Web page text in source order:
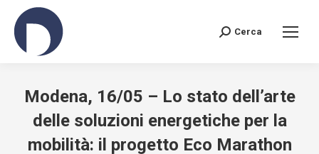
Search:
Cerca
Modena, 16/05 – Lo stato dell’arte
delle soluzioni energetiche per la
mobilità: il progetto Eco Marathon